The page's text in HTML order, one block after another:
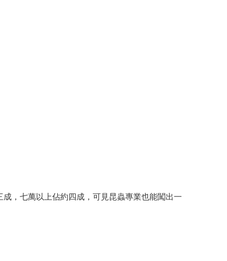
，七萬以上佔約四成，可見昆蟲專業也能闖出一